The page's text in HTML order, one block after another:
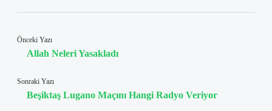
Önceki Yazı
Allah Neleri Yasakladı
Sonraki Yazı
Beşiktaş Lugano Maçını Hangi Radyo Veriyor